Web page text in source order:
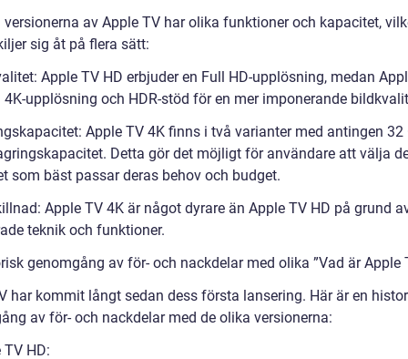
versionerna av Apple TV har olika funktioner och kapacitet,
sig åt på flera sätt:
Apple TV HD erbjuder en Full HD-upplösning, medan
4K-upplösning och HDR-stöd för en mer imponerande
Apple TV 4K finns i två varianter med antingen 32
Detta gör det möjligt för användare att välja
som bäst passar deras behov och budget.
Apple TV 4K är något dyrare än Apple TV HD på grund
teknik och funktioner.
genomgång av för- och nackdelar med olika ”Vad är Apple
har kommit långt sedan dess första lansering. Här är en
av för- och nackdelar med de olika versionerna:
TV HD: